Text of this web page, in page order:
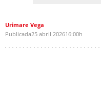
Urimare Vega
Publicada25 abril 202616:00h